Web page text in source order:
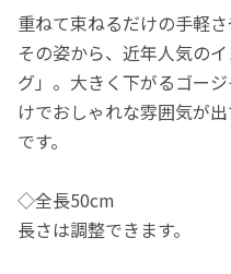
重ねて束ねるだけの手軽
その姿から、近年人気の
グ」。大きく下がるゴー
けでおしゃれな雰囲気が
です。
◇全長50cm
長さは調整できます。